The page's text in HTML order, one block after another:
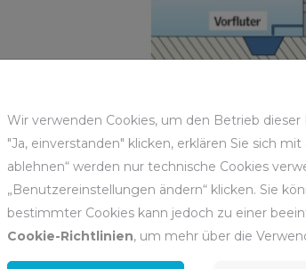
Wir verwenden Cookies, um den Betrieb
"Ja, einverstanden" klicken, erklären Sie sich
ablehnen“ werden nur technische Cookies
„Benutzereinstellungen ändern“ klicken. Sie
bestimmter Cookies kann jedoch zu einer
Cookie-Richtlinien, um mehr über die